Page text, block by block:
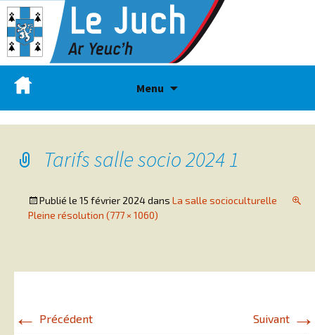
Menu
Tarifs salle socio 2024 1
Publié le 15 février 2024dans La salle socioculturelle
Pleine résolution (777 × 1060)
← Précédent Suivant →